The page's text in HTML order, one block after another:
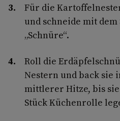
Für die
und schneide mit
„Schnüre“.
Roll die
Nestern und back sie
mittlerer Hitze, bis
Stück Küchenrolle